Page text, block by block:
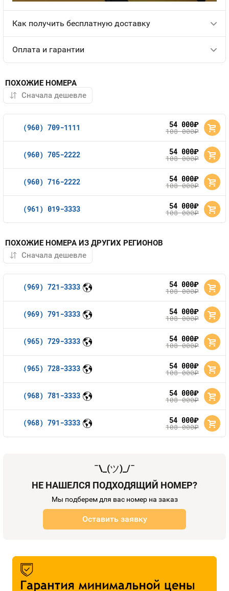
Как получить бесплатную доставку
Оплата и гарантии
ПОХОЖИЕ НОМЕРА
(960) 709-1111 54 000руб.
108 000руб.
(960) 705-2222 54 000руб.
108 000руб.
(960) 716-2222 54 000руб.
108 000руб.
(961) 019-3333 54 000руб.
108 000руб.
ПОХОЖИЕ НОМЕРА ИЗ ДРУГИХ РЕГИОНОВ
(969) 721-3333 54 000руб.
108 000руб.
(969) 791-3333 54 000руб.
108 000руб.
(965) 729-3333 54 000руб.
108 000руб.
(965) 728-3333 54 000руб.
108 000руб.
(968) 781-3333 54 000руб.
108 000руб.
(968) 791-3333 54 000руб.
108 000руб.
¯\_(ツ)_/¯
НЕ НАШЕЛСЯ ПОДХОДЯЩИЙ НОМЕР?
Мы подберем для вас номер на заказ
Оставить заявку